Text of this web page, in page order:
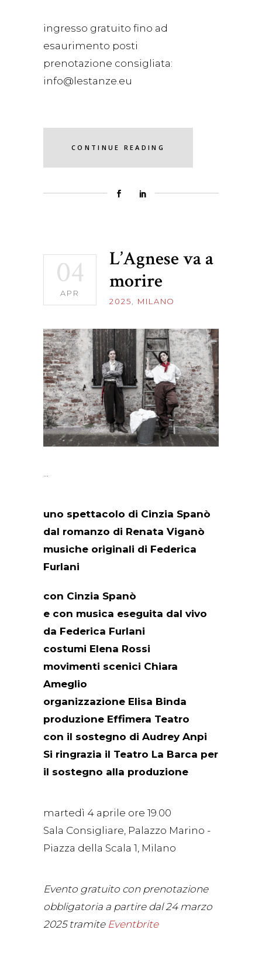
ingresso gratuito fino ad
esaurimento posti
prenotazione consigliata:
info@lestanze.eu
CONTINUE READING
04
APR
L’Agnese va a
morire
2025, MILANO
uno spettacolo di Cinzia Spanò
dal romanzo di Renata Viganò
musiche originali di Federica
Furlani
con Cinzia Spanò
e con musica eseguita dal vivo
da Federica Furlani
costumi Elena Rossi
movimenti scenici Chiara
Ameglio
organizzazione Elisa Binda
produzione Effimera Teatro
con il sostegno di Audrey Anpi
Si ringrazia il Teatro La Barca per
il sostegno alla produzione
martedì 4 aprile ore 19.00
Sala Consigliare, Palazzo Marino -
Piazza della Scala 1, Milano
Evento gratuito con prenotazione
obbligatoria a partire dal 24 marzo
2025 tramite Eventbrite